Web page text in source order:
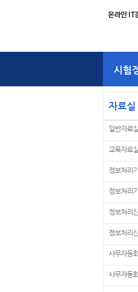
시험
자료실
일반자료
교육자료
정보처리
정보처리
정보처리
정보처리
사무자동
사무자동